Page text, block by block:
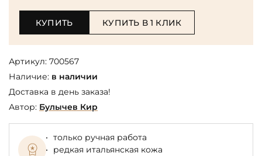
КУПИТЬ КУПИТЬ В 1 КЛИК
Артикул: 700567
Наличие: в наличии
Доставка в день заказа!
Автор: Булычев Кир
только ручная работа
редкая итальянская кожа